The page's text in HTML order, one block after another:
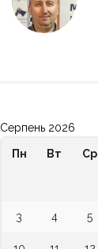
Серпень 2026
Пн Вт Ср
3 4 5